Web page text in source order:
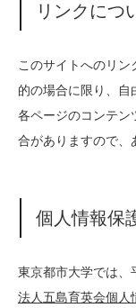
リンクにつ
このサイトへのリン
的の場合に限り、自
各ページのコンテン
合がありますので、
個人情報保
東京都市大学では、
法人五島育英会個人